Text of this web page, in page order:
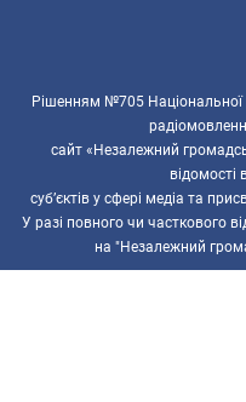
Рішенням №705 Національної
сайт «Незалежний
відомості
суб’єктів у сфері медіа та
У разі повного чи часткового
на "Незалежний